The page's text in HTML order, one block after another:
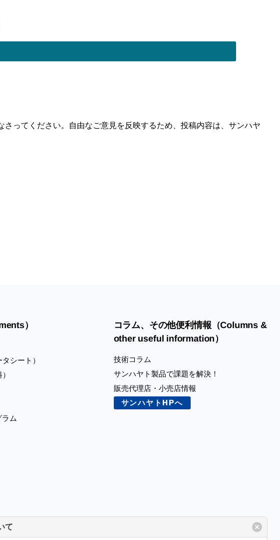
ってください。自由なご意見を反映するため、投稿内容は、サンハヤ
）
シート）
ム
コラム、その他便利情報（Columns &
other useful information）
技術コラム
サンハヤト製品で課題を解決！
販売代理店・小売店情報
サンハヤトHPへ
て